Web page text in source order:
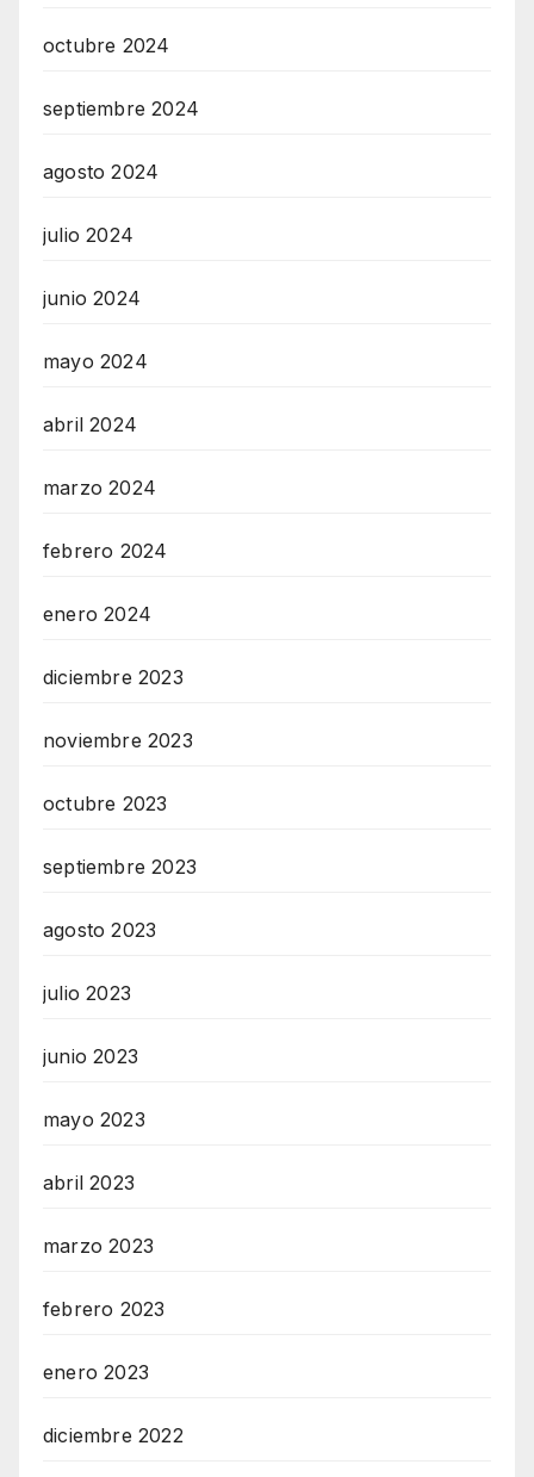
octubre 2024
septiembre 2024
agosto 2024
julio 2024
junio 2024
mayo 2024
abril 2024
marzo 2024
febrero 2024
enero 2024
diciembre 2023
noviembre 2023
octubre 2023
septiembre 2023
agosto 2023
julio 2023
junio 2023
mayo 2023
abril 2023
marzo 2023
febrero 2023
enero 2023
diciembre 2022